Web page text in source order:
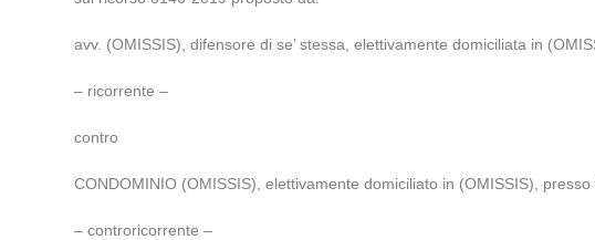
avv. (OMISSIS), difensore di se’ stessa, elettivamente domiciliata in
– ricorrente –
contro
CONDOMINIO (OMISSIS), elettivamente domiciliato in (OMISSIS),
– controricorrente –